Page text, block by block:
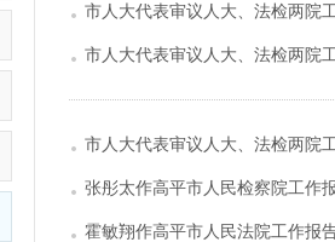
市人大代表审议人大、法检两院
市人大代表审议人大、法检两院
市人大代表审议人大、法检两院
张彤太作高平市人民检察院工作
霍敏翔作高平市人民法院工作报